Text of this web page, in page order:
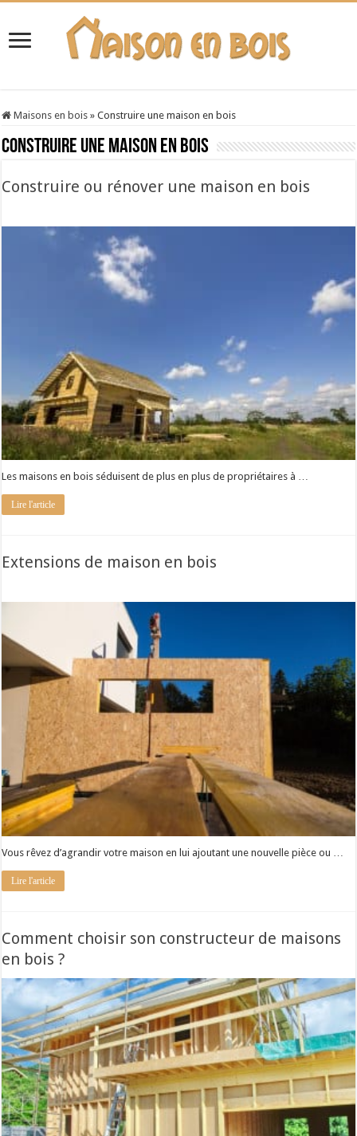
Maisons en bois » Construire une maison en bois
Construire une maison en bois
Construire ou rénover une maison en bois
Les maisons en bois séduisent de plus en plus de propriétaires à …
Lire l'article
Extensions de maison en bois
Vous rêvez d’agrandir votre maison en lui ajoutant une nouvelle pièce ou …
Lire l'article
Comment choisir son constructeur de maisons
en bois ?